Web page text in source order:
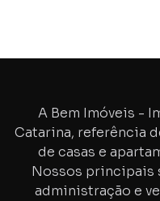
A Bem Imóveis -
Catarina, referência
de casas e
Nossos principais
administração e